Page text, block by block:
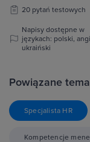
20 pytań testowych
Napisy dostępne w
językach: polski,
ukraiński
Powiązane
Specjalista HR
Kompetencje